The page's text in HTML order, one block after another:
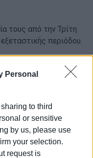
Personal
to third
or sensitive
by us, please use
your selection.
request is
τους από την Τρίτη
περιόδου.
blogs.sch.gr/kdzak/
31100:
ΚΕΔΑΣΥ Λευκάδας, .